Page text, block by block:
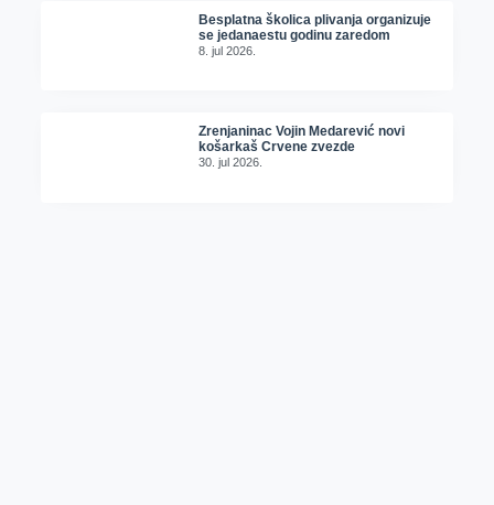
Besplatna školica plivanja organizuje
se jedanaestu godinu zaredom
8. jul 2026.
Zrenjaninac Vojin Medarević novi
košarkaš Crvene zvezde
30. jul 2026.